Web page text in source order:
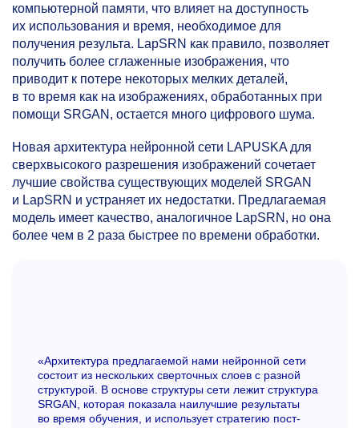
компьютерной памяти, что влияет на доступность
их использования и время, необходимое для
получения результа. LapSRN как правило, позволяет
получить более сглаженные изображения, что
приводит к потере некоторых мелких деталей,
в то время как на изображениях, обработанных при
помощи SRGAN, остается много цифрового шума.
Новая архитектура нейронной сети LAPUSKA для
сверхвысокого разрешения изображений сочетает
лучшие свойства существующих моделей SRGAN
и LapSRN и устраняет их недостатки. Предлагаемая
модель имеет качество, аналогичное LapSRN, но она
более чем в 2 раза быстрее по времени обработки.
«Архитектура предлагаемой нами нейронной сети
состоит из нескольких сверточных слоев с разной
структурой. В основе структуры сети лежит структура
SRGAN, которая показала наилучшие результаты
во время обучения, и использует стратегию пост-